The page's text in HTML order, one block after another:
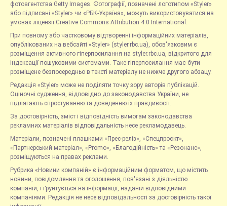
фотоагентства Getty Images. Фотографії, позначені логотипом «Styler»
або підписані «Styler» чи «РБК-Україна», можуть використовуватися на
умовах ліцензії Creative Commons Attribution 4.0 International.
При повному або частковому відтворенні інформаційних матеріалів,
опублікованих на вебсайті «Styler» (styler.rbc.ua), обов'язковим є
розміщення активного гіперпосилання на styler.rbc.ua, відкритого для
індексації пошуковими системами. Таке гіперпосилання має бути
розміщене безпосередньо в тексті матеріалу не нижче другого абзацу.
Редакція «Styler» може не поділяти точку зору авторів публікацій.
Оціночні судження, відповідно до законодавства України, не
підлягають спростуванню та доведенню їх правдивості.
За достовірність, зміст і відповідність вимогам законодавства
рекламних матеріалів відповідальність несе рекламодавець.
Матеріали, позначені плашками «Прес-реліз», «Спецпроєкт»,
«Партнерський матеріал», «Promo», «Благодійність» та «Резонанс»,
розміщуються на правах реклами.
Рубрика «Новини компаній» є інформаційним форматом, що містить
новини, повідомлення та оголошення, пов'язані з діяльністю
компаній, і ґрунтується на інформації, наданій відповідними
компаніями. Редакція не несе відповідальності за достовірність такої